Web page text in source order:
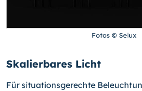
Fotos © Selux
Skalierbares Licht
Für situationsgerechte